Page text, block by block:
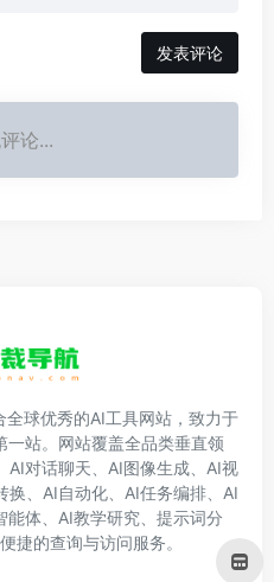
发表评论
论...
球优秀的AI工具网站，致力于
一站。网站覆盖全品类垂直领
AI对话聊天、AI图像生成、AI视
换、AI自动化、AI任务编排、AI
体、AI教学研究、提示词分
捷的查询与访问服务。